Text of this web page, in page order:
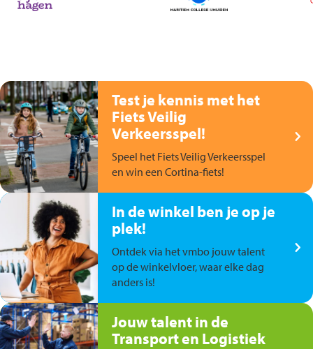
Test je kennis met het
Fiets Veilig
Verkeersspel!
Speel het Fiets Veilig Verkeersspel
en win een Cortina-fiets!
In de winkel ben je op je
plek!
Ontdek via het vmbo jouw talent
op de winkelvloer, waar elke dag
anders is!
Jouw talent in de
Transport en Logistiek